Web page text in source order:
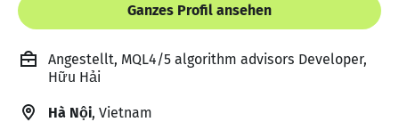
Ganzes Profil ansehen
Angestellt, MQL4/5 algorithm advisors Developer,
Hữu Hải
Hà Nội, Vietnam